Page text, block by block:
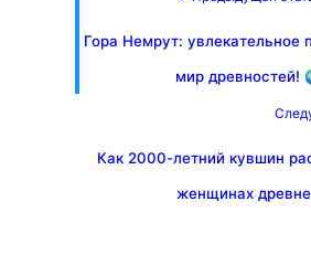
Гора Немрут: увлекательное
мир древностей!
Как 2000-летний кувшин
женщинах